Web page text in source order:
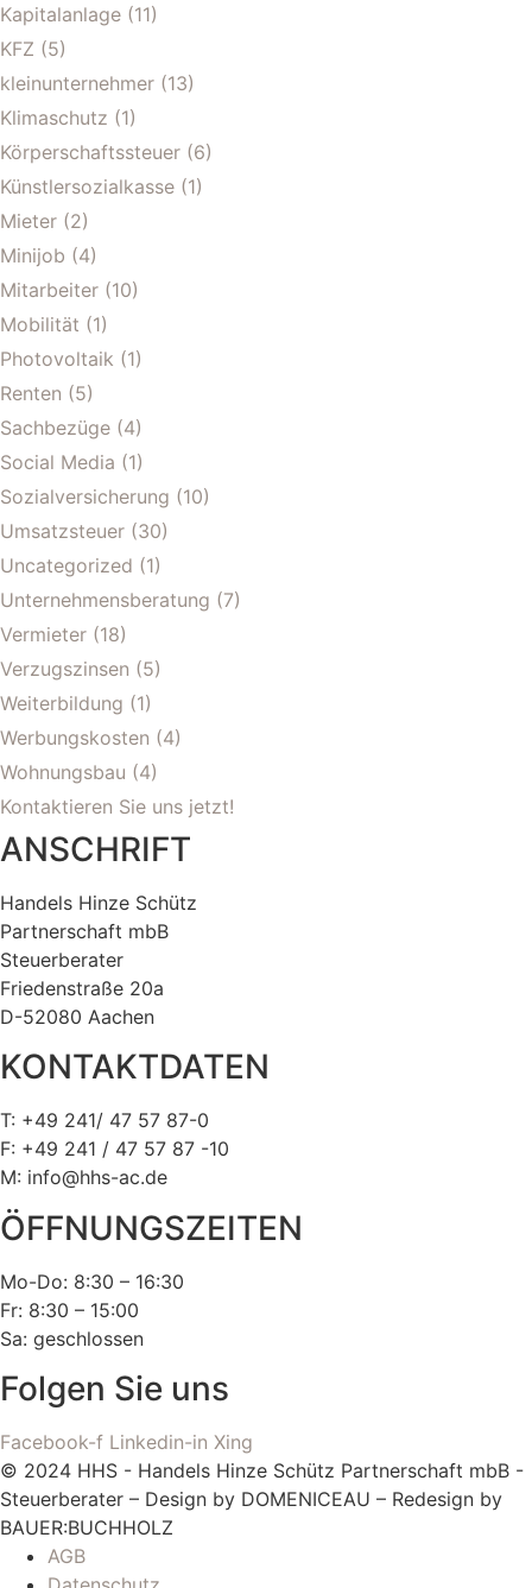
Kapitalanlage (11)
KFZ (5)
kleinunternehmer (13)
Klimaschutz (1)
Körperschaftssteuer (6)
Künstlersozialkasse (1)
Mieter (2)
Minijob (4)
Mitarbeiter (10)
Mobilität (1)
Photovoltaik (1)
Renten (5)
Sachbezüge (4)
Social Media (1)
Sozialversicherung (10)
Umsatzsteuer (30)
Uncategorized (1)
Unternehmensberatung (7)
Vermieter (18)
Verzugszinsen (5)
Weiterbildung (1)
Werbungskosten (4)
Wohnungsbau (4)
Kontaktieren Sie uns jetzt!
ANSCHRIFT
Handels Hinze Schütz
Partnerschaft mbB
Steuerberater
Friedenstraße 20a
D-52080 Aachen
KONTAKTDATEN
T: +49 241/ 47 57 87-0
F: +49 241 / 47 57 87 -10
M: info@hhs-ac.de
ÖFFNUNGSZEITEN
Mo-Do: 8:30 – 16:30
Fr: 8:30 – 15:00
Sa: geschlossen
Folgen Sie uns
Facebook-f Linkedin-in Xing
© 2024 HHS - Handels Hinze Schütz Partnerschaft mbB -
Steuerberater – Design by DOMENICEAU – Redesign by
BAUER:BUCHHOLZ
AGB